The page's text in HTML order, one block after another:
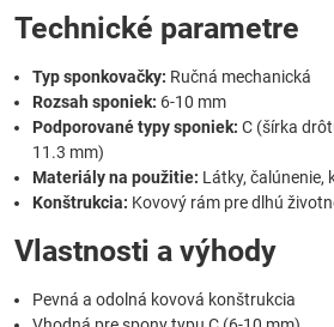
Technické parametre
Typ sponkovačky: Ručná mechanická
Rozsah sponiek: 6-10 mm
Podporované typy sponiek: C (šírka
11.3 mm)
Materiály na použitie: Látky, čalúnenie,
Konštrukcia: Kovový rám pre dlhú
Vlastnosti a výhody
Pevná a odolná kovová konštrukcia